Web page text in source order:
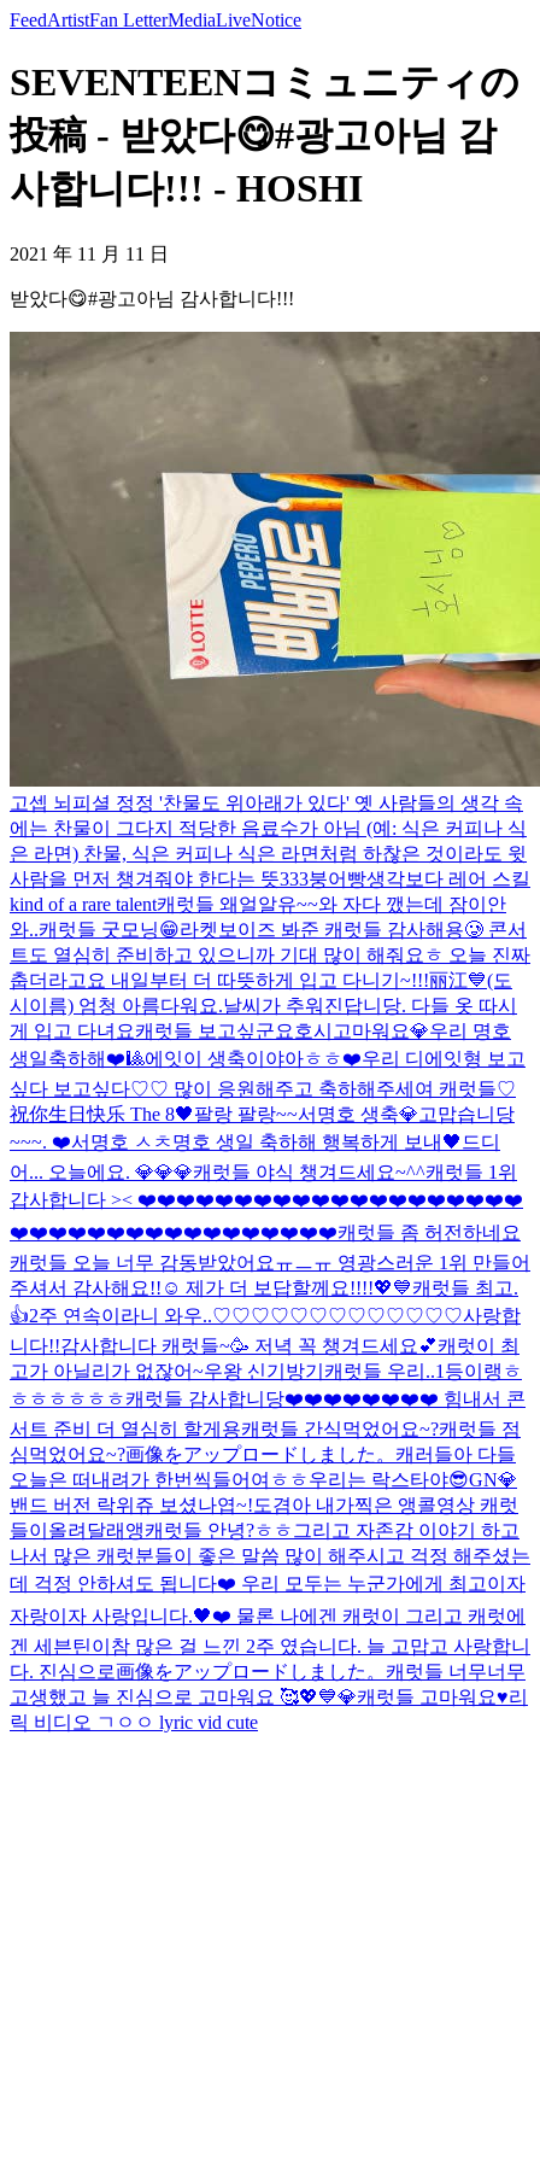
FeedArtistFan LetterMediaLiveNotice
SEVENTEENコミュニティの
投稿 - 받았다😋#광고아님 감
사합니다!!! - HOSHI
2021 年 11 月 11 日
받았다😋#광고아님 감사합니다!!!
고셉 뇌피셜 정정 '찬물도 위아래가 있다' 옛 사람들의 생각 속
에는 찬물이 그다지 적당한 음료수가 아님 (예: 식은 커피나 식
은 라면) 찬물, 식은 커피나 식은 라면처럼 하찮은 것이라도 윗
사람을 먼저 챙겨줘야 한다는 뜻333붕어빵생각보다 레어 스킬
kind of a rare talent캐럿들 왜얼알유~~와 자다 깼는데 잠이안
와..캐럿들 굿모닝😁라켓보이즈 봐준 캐럿들 감사해용🥲 콘서
트도 열심히 준비하고 있으니까 기대 많이 해줘요ㅎ 오늘 진짜
춥더라고요 내일부터 더 따뜻하게 입고 다니기~!!!丽江💙(도
시이름) 엄청 아름다워요.날씨가 추워진답니당. 다들 옷 따시
게 입고 다녀요캐럿들 보고싶군요호시 고마워요💎우리 명호
생일축하해❤️🎱에잇이 생축이야아ㅎㅎ❤️우리 디에잇형 보고
싶다 보고싶다♡♡ 많이 응원해주고 축하해주세여 캐럿들♡
祝你生日快乐 The 8🖤팔랑 팔랑~~서명호 생축💎고맙습니당
~~~. ❤️서명호 ㅅㅊ명호 생일 축하해 행복하게 보내🖤 드디
어... 오늘에요. 💎💎💎캐럿들 야식 챙겨드세요~^^캐럿들 1위
갑사합니다 >< ❤️❤️❤️❤️❤️❤️❤️❤️❤️❤️❤️❤️❤️❤️❤️❤️❤️❤️❤️❤️
❤️❤️❤️❤️❤️❤️❤️❤️❤️❤️❤️❤️❤️❤️❤️❤️❤️캐럿들 좀 허전하네요
캐럿들 오늘 너무 감동받았어요ㅠㅡㅠ 영광스러운 1위 만들어
주셔서 감사해요!!☺️ 제가 더 보답할께요!!!!💖💙캐럿들 최고.
👍2주 연속이라니 와우..♡♡♡♡♡♡♡♡♡♡♡♡♡사랑합
니다!!감사합니다 캐럿들~🥳 저녁 꼭 챙겨드세요💕캐럿이 최
고가 아닐리가 없잖어~우왕 신기방기 캐럿들 우리..1등이랭ㅎ
ㅎㅎㅎㅎㅎㅎ캐럿들 감사합니당❤️❤️❤️❤️❤️❤️❤️❤️ 힘내서 콘
서트 준비 더 열심히 할게용캐럿들 간식먹었어요~?캐럿들 점
심먹었어요~?画像をアップロードしました。 캐러들아 다들
오늘은 떠내려가 한번씩들어여ㅎㅎ우리는 락스타야😎GN💎
밴드 버전 락위쥬 보셨나엽~!도겸아 내가찍은 앵콜영상 캐럿
들이올려달래앵캐럿들 안녕?ㅎㅎ 그리고 자존감 이야기 하고
나서 많은 캐럿분들이 좋은 말씀 많이 해주시고 걱정 해주셨는
데 걱정 안하셔도 됩니다❤️ 우리 모두는 누군가에게 최고이자
자랑이자 사랑입니다.🖤❤️ 물론 나에겐 캐럿이 그리고 캐럿에
겐 세븐틴이 참 많은 걸 느낀 2주 였습니다. 늘 고맙고 사랑합니
다. 진심으로画像をアップロードしました。 캐럿들 너무너무
고생했고 늘 진심으로 고마워요 🥰💖💙💎캐럿들 고마워요♥️리
릭 비디오 ㄱㅇㅇ lyric vid cute